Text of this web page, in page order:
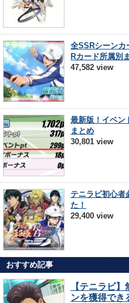
全SSRシーンカ
Rカード所属別
47,582 view
最新版！イベン
まとめ
30,801 view
テニラビ初心者
た！
29,400 view
おすすめ記事
【テニラビ
ンを獲得でき